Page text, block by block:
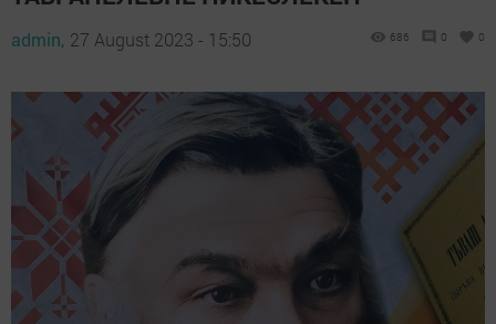
admin, 27 August 2023 - 15:50 686 0 0